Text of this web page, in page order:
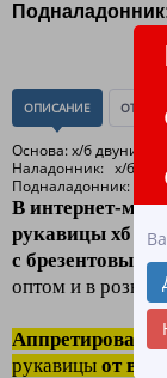
ОПИСАНИЕ
Основа: х/б двунитка
Наладонник: х/б
Подналадонник: х/б
В интернет-
рукавицы хб
с брезентовым
оптом и в
рукавицы от